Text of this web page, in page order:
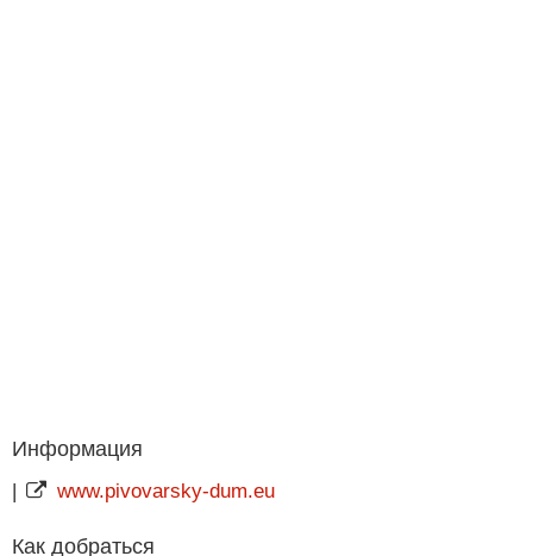
Информация
| www.pivovarsky-dum.eu
Как добраться